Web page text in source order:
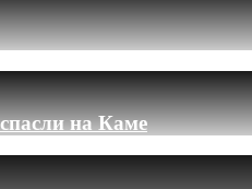
на Каме